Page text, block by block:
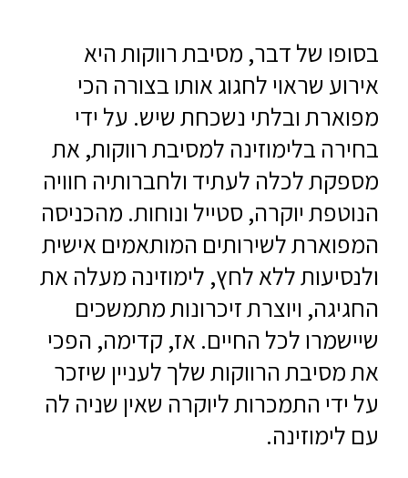
בסופו של דבר, מסיבת רווקות היא
אירוע שראוי לחגוג אותו בצורה הכי
מפוארת ובלתי נשכחת שיש. על ידי
בחירה בלימוזינה למסיבת רווקות, את
מספקת לכלה לעתיד ולחברותיה חוויה
הנוטפת יוקרה, סטייל ונוחות. מהכניסה
המפוארת לשירותים המותאמים אישית
ולנסיעות ללא לחץ, לימוזינה מעלה את
החגיגה, ויוצרת זיכרונות מתמשכים
שיישמרו לכל החיים. אז, קדימה, הפכי
את מסיבת הרווקות שלך לעניין שיזכר
על ידי התמכרות ליוקרה שאין שניה לה
עם לימוזינה.